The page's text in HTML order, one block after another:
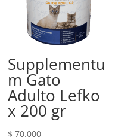
Supplementu
m Gato
Adulto Lefko
x 200 gr
$ 70.000